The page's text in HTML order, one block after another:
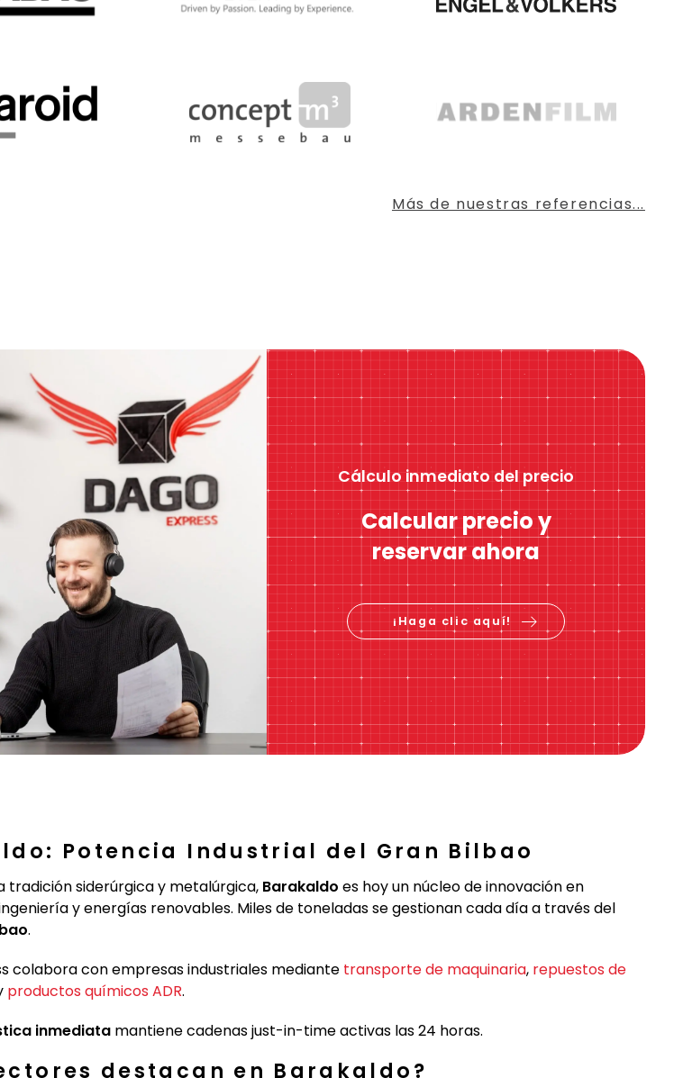
Más de nuestras referencias...
Cálculo inmediato del precio
Calcular precio y
reservar ahora
¡Haga clic aquí!
Potencia Industrial del Gran Bilbao
tradición siderúrgica y metalúrgica, Barakaldo es hoy un núcleo de innovación en
y energías renovables. Miles de toneladas se gestionan cada día a través del
.
colabora con empresas industriales mediante transporte de maquinaria, repuestos de
productos químicos ADR.
inmediatamantiene cadenas just-in-time activas las 24 horas.
destacan en Barakaldo?